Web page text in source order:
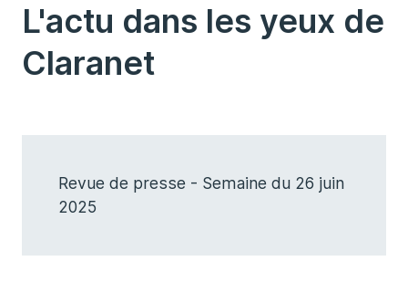
L'actu dans les yeux de
Claranet
Revue de presse - Semaine du 26 juin
2025